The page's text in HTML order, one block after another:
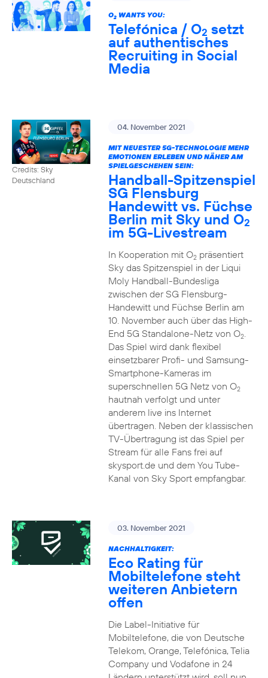
O2WANTS YOU:
Telefónica / O2 setzt
auf authentisches
Recruiting in Social
Media
Credits: Sky
Deutschland
04. November 2021
MIT NEUESTER 5G-TECHNOLOGIE MEHR
EMOTIONEN ERLEBEN UND NÄHER AM
SPIELGESCHEHEN SEIN:
Handball-Spitzenspiel
SG Flensburg
Handewitt vs. Füchse
Berlin mit Sky und O2
im 5G-Livestream
In Kooperation mit O2präsentiert
Sky das Spitzenspiel in der Liqui
Moly Handball-Bundesliga
zwischen der SG Flensburg-
Handewitt und Füchse Berlin am
10. November auch über das High-
End 5G Standalone-Netz von O2.
Das Spiel wird dank flexibel
einsetzbarer Profi- und Samsung-
Smartphone-Kameras im
superschnellen 5G Netz von O2
hautnah verfolgt und unter
anderem live ins Internet
übertragen. Neben der klassischen
TV-Übertragung ist das Spiel per
Stream für alle Fans frei auf
skysport.de und dem You Tube-
Kanal von Sky Sport empfangbar.
03. November 2021
NACHHALTIGKEIT:
Eco Rating für
Mobiltelefone steht
weiteren Anbietern
offen
Die Label-Initiative für
Mobiltelefone, die von Deutsche
Telekom, Orange, Telefónica, Telia
Company und Vodafone in 24